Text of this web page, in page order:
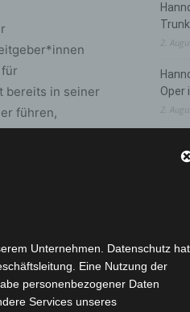
bereits in seiner
führen,
Seit 2001
bis 2004 die
2020 Leiter des
und
und
2.
Oper
2.
Unternehmen. Datenschutz hat
Eine Nutzung der
personenbezogener Daten
Services unseres